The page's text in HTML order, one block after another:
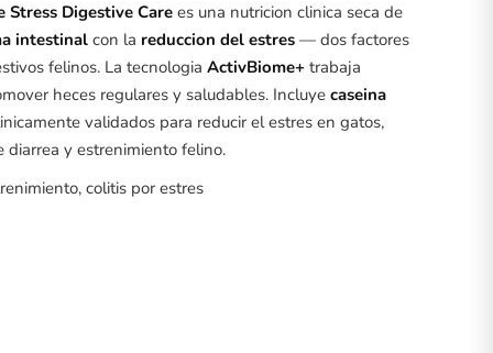
Digestive Care es una nutricion clinica seca de
intestinal con la reduccion del estres — dos factores
felinos. La tecnologiaActivBiome+ trabaja
heces regulares y saludables. Incluyecaseina
validados para reducir el estres en gatos,
diarrea y estrenimiento felino.
colitis por estres